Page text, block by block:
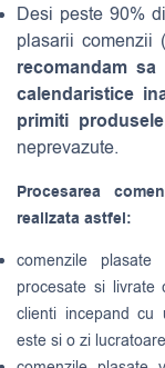
Desi peste 90%
plasarii comenzii
recomandam
calendaristice
primiti produsele
neprevazute.
Procesarea
realizata astfel:
comenzile
procesate si
clienti incepand cu
este si o zi